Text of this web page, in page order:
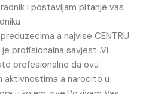
i postavljam pitanje vas
a najvise CENTRU
je profisionalna savjest .Vi
profesionalno da ovu
aktivnostima a narocito u